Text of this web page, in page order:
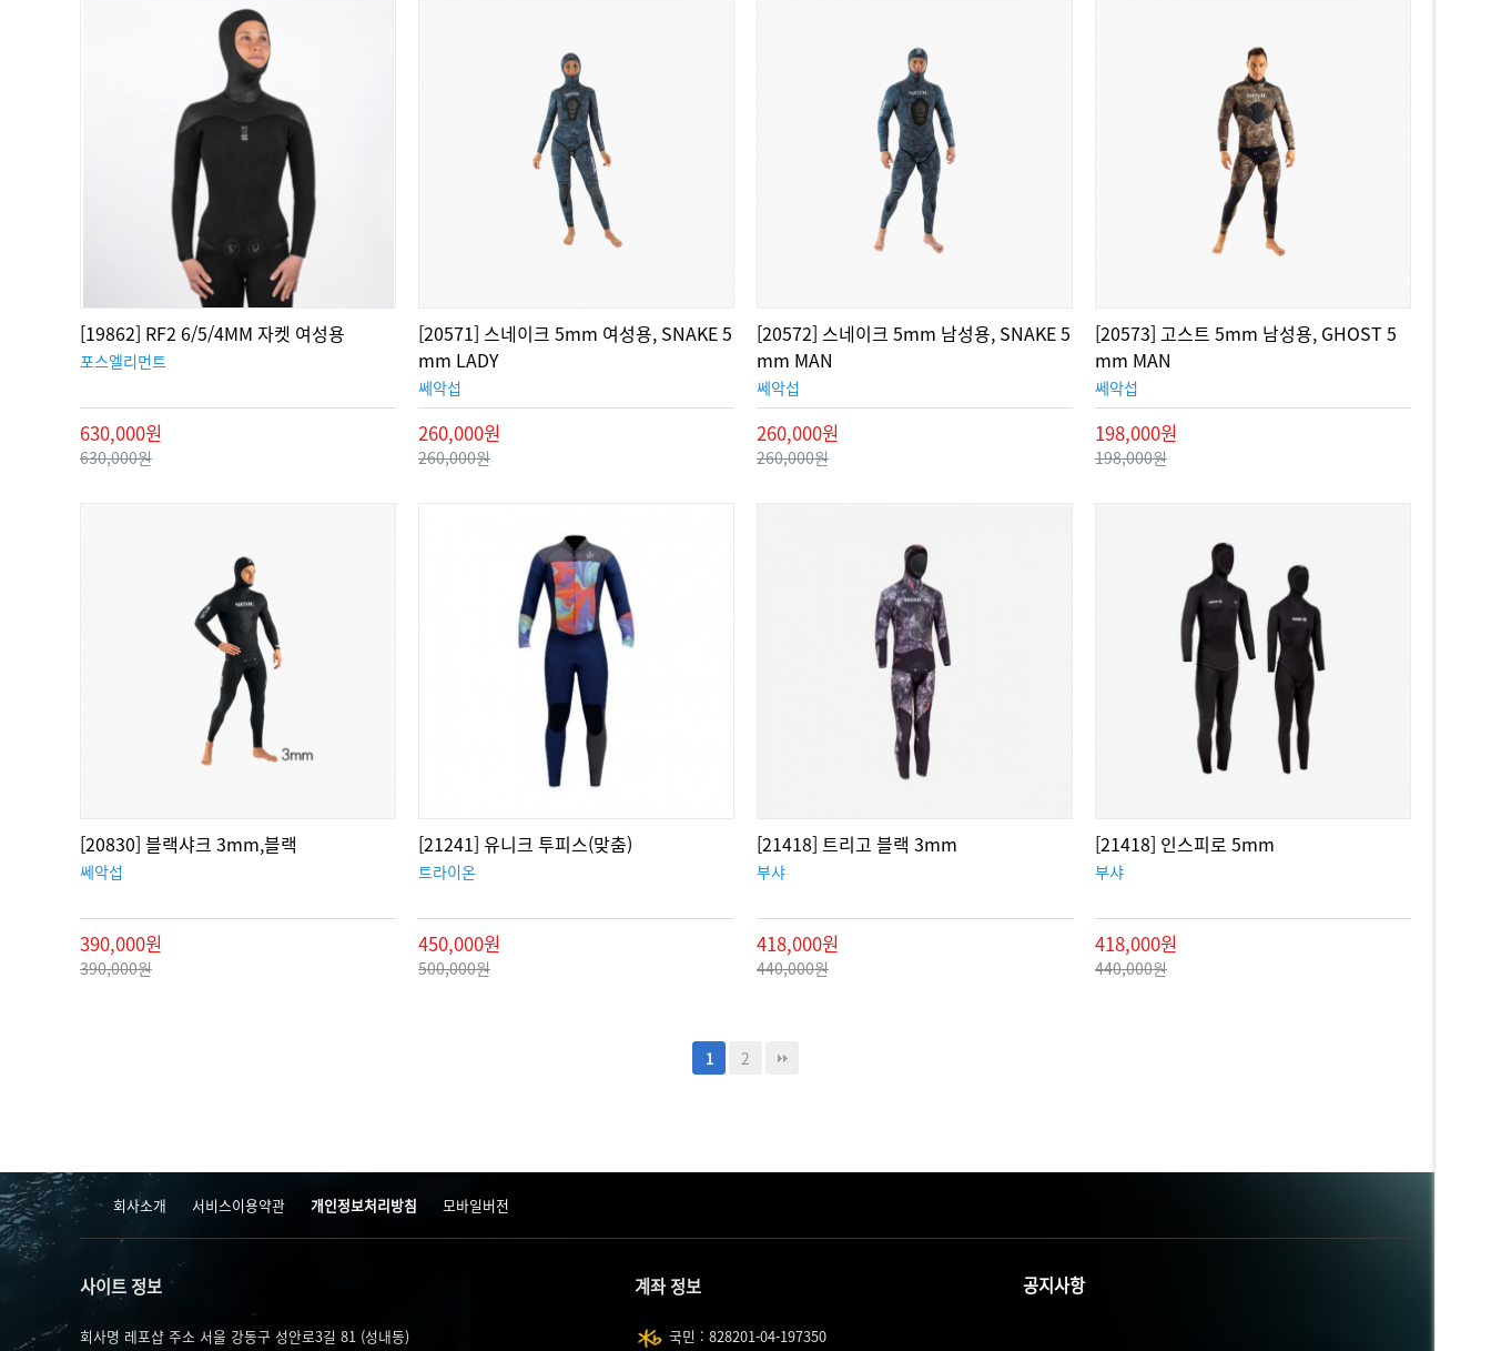
[19862] RF2 6/5/4MM 자켓 여성용
포스엘리먼트
630,000원
630,000원
[20571] 스네이크 5mm 여성용, SNAKE 5
mm LADY
쎄악섭
260,000원
260,000원
[20572] 스네이크 5mm 남성용, SNAKE 5
mm MAN
쎄악섭
260,000원
260,000원
[20573] 고스트 5mm 남성용, GHOST 5
mm MAN
쎄악섭
198,000원
198,000원
[20830] 블랙샤크 3mm,블랙
쎄악섭
390,000원
390,000원
[21241] 유니크 투피스(맞춤)
트라이온
450,000원
500,000원
[21418] 트리고 블랙 3mm
부샤
418,000원
440,000원
[21418] 인스피로 5mm
부샤
418,000원
440,000원
1 2
회사소개 서비스이용약관 개인정보처리방침 모바일버전
사이트 정보
회사명 레포샵 주소 서울 강동구 성안로3길 81 (성내동)
계좌 정보
국민 : 828201-04-197350
공지사항